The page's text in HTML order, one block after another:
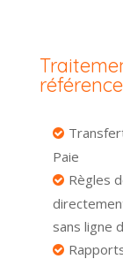
référence
Paie
Règles
sans ligne